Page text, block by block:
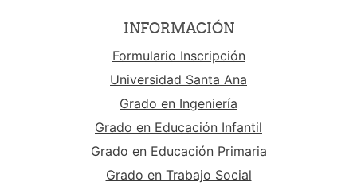
INFORMACIÓN
Formulario Inscripción
Universidad Santa Ana
Grado en Ingeniería
Grado en Educación Infantil
Grado en Educación Primaria
Grado en Trabajo Social